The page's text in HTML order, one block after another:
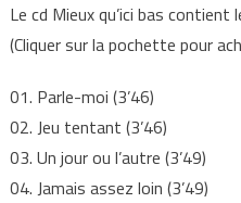
Le cd Mieux qu’ici bas
(Cliquer sur la pochette pour
01. Parle-moi (3’46)
02. Jeu tentant (3’46)
03. Un jour ou l’autre (3’49)
04. Jamais assez loin (3’49)